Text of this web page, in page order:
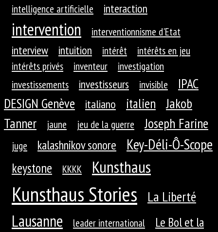
intelligence artificielle
interaction
intervention interventionnisme d'Etat
interview intuition intérêt
intérêts en jeu
intérêts privés
inventeur
investigation
investissements
investisseurs invisible
IPAC
DESIGN Genève
italiano italien
Jakob
Tanner
jaune jeu de la guerre Joseph Farine
juge kalashnikov sonore Key-Déli-Ô-Scope
keystone KKKK Kunsthaus
Kunsthaus Stories La Liberté
Lausanne leader international
Le Bol et la